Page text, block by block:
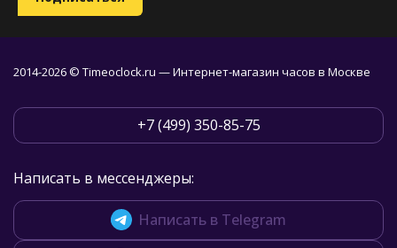
2014-2026 © Timeoclock.ru — Интернет-магазин часов в Москве
+7 (499) 350-85-75
Написать в мессенджеры:
Написать в Telegram